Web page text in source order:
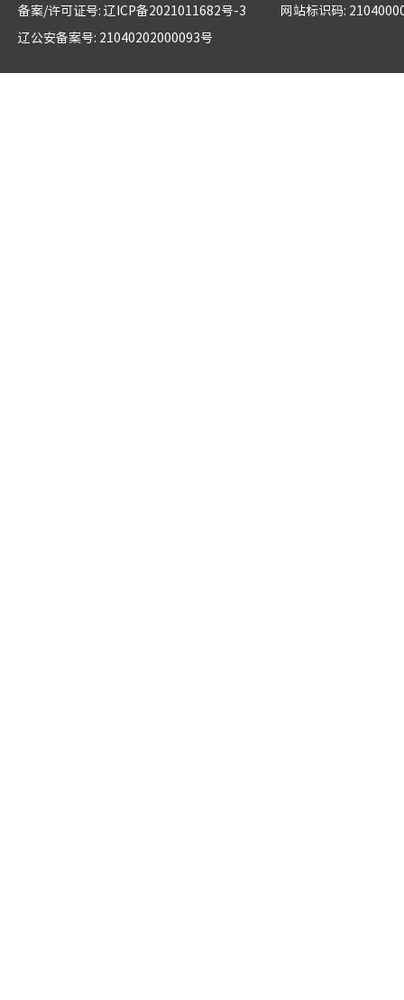
备案/许可证号: 辽ICP备2021011682号-3
网站标识码:
辽公安备案号: 21040202000093号